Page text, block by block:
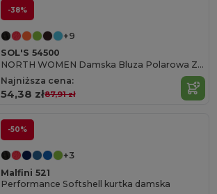
-38%
+9
SOL'S 54500
NORTH WOMEN Damska Bluza Polarowa Z Długim Zamkiem
Najniższa cena:
54,38 zł87,91 zł
-50%
+3
Malfini 521
Performance Softshell kurtka damska